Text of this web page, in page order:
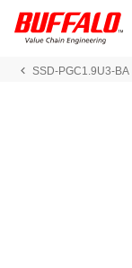
SSD-PGC1.9U3-BA